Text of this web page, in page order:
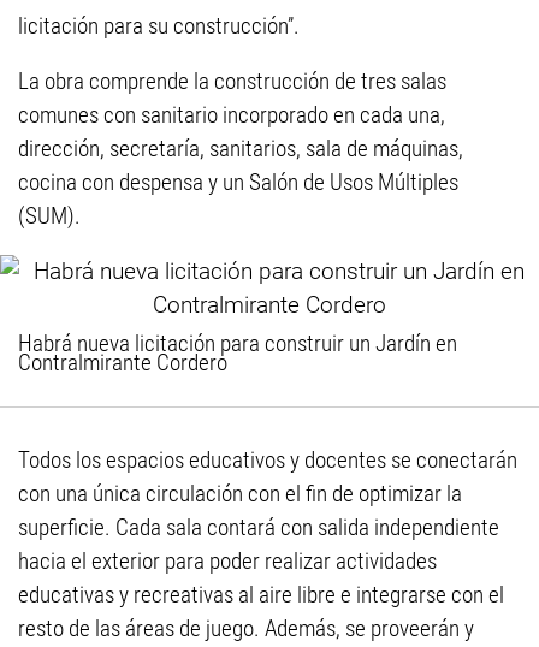
licitación para su construcción”.
La obra comprende la construcción de tres salas
comunes con sanitario incorporado en cada una,
dirección, secretaría, sanitarios, sala de máquinas,
cocina con despensa y un Salón de Usos Múltiples
(SUM).
Habrá nueva licitación para construir un Jardín en
Contralmirante Cordero
Todos los espacios educativos y docentes se conectarán
con una única circulación con el fin de optimizar la
superficie. Cada sala contará con salida independiente
hacia el exterior para poder realizar actividades
educativas y recreativas al aire libre e integrarse con el
resto de las áreas de juego. Además, se proveerán y